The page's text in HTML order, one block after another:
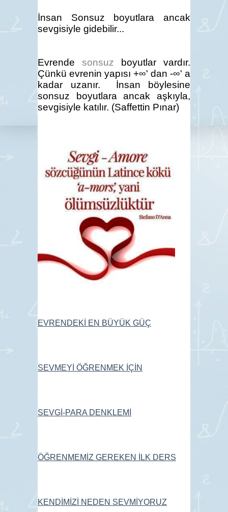
İnsan Sonsuz boyutlara ancak
sevgisiyle gidebilir...
Evrende sonsuz boyutlar vardır.
Çünkü evrenin yapısı +∞' dan -∞' a
kadar uzanır. İnsan böylesine
sonsuz boyutlara ancak aşkıyla,
sevgisiyle katılır. (Saffettin Pınar)
EVRENDEKİ EN BÜYÜK GÜÇ
SEVMEYİ ÖĞRENMEK İÇİN
SEVGİ-PARA DENKLEMİ
ÖĞRENMEMİZ GEREKEN İLK DERS
KENDİMİZİ NEDEN SEVMİYORUZ